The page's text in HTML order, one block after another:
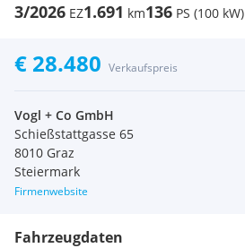
3/2026 EZ1.691 km136 PS (100 kW)
€ 28.480 Verkaufspreis
Vogl + Co GmbH
Schießstattgasse 65
8010 Graz
Steiermark
Firmenwebsite
Fahrzeugdaten